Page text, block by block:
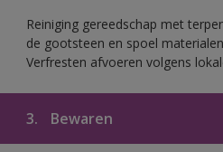
Reiniging gereedschap met
de gootsteen en spoel
Verfresten afvoeren volgens
3. Bewaren